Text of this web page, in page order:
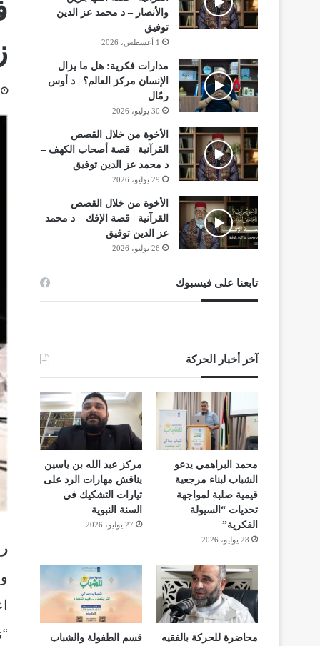
والأنصار – د محمد عز الدين
توفيق
1 أغسطس، 2026
مدارات فكرية: هل ما يزال
الإنسان مركز العالم؟ | د أوس
رمّال
30 يوليو، 2026
الأخوة من خلال القصص
القرآنية | قصة أصحاب الكهف –
د محمد عز الدين توفيق
29 يوليو، 2026
الأخوة من خلال القصص
القرآنية | قصة الإفك – د محمد
عز الدين توفيق
26 يوليو، 2026
تابعنا على فيسبوك
آخر أخبار الحركة
محمد البراهمي يدعو
الشباب لبناء مرجعية
قيمية صلبة لمواجهة
تحديات “السيولة
الفكرية”
28 يوليو، 2026
مركز عبد الله بن ياسين
يناقش مهارات الرد على
تيارات التشكيك في
السنة النبوية
27 يوليو، 2026
محاضرة للحركة بالفقيه
قسم الطفولة والشباب